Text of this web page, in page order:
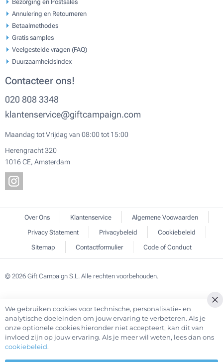
Annulering en Retourneren
Betaalmethodes
Gratis samples
Veelgestelde vragen (FAQ)
Duurzaamheidsindex
Contacteer ons!
020 808 3348
klantenservice@giftcampaign.com
Maandag tot Vrijdag van 08:00 tot 15:00
Herengracht 320
1016 CE, Amsterdam
Over Ons Klantenservice
Algemene Voowaarden
Privacy Statement
Privacybeleid
Cookiebeleid
Sitemap
Contactformulier Code of Conduct
© 2026 Gift Campaign S.L. Alle rechten voorbehouden.
We gebruiken cookies voor technische, personalisatie- en
analytische doeleinden om jouw ervaring te verbeteren. Als je
onze optionele cookies hieronder niet accepteert, kan dit van
invloed zijn op jouw ervaring. Als je meer wil weten, lees dan ons
cookiebeleid.